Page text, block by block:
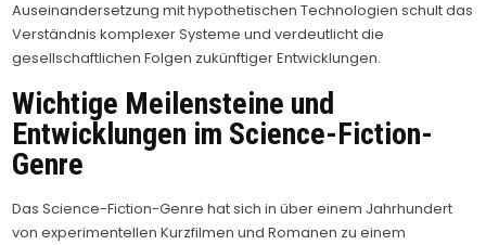
Auseinandersetzung mit hypothetischen Technologien schult das
Verständnis komplexer Systeme und verdeutlicht die
gesellschaftlichen Folgen zukünftiger Entwicklungen.
Wichtige Meilensteine und
Entwicklungen im Science-Fiction-
Genre
Das Science-Fiction-Genre hat sich in über einem Jahrhundert
von experimentellen Kurzfilmen und Romanen zu einem